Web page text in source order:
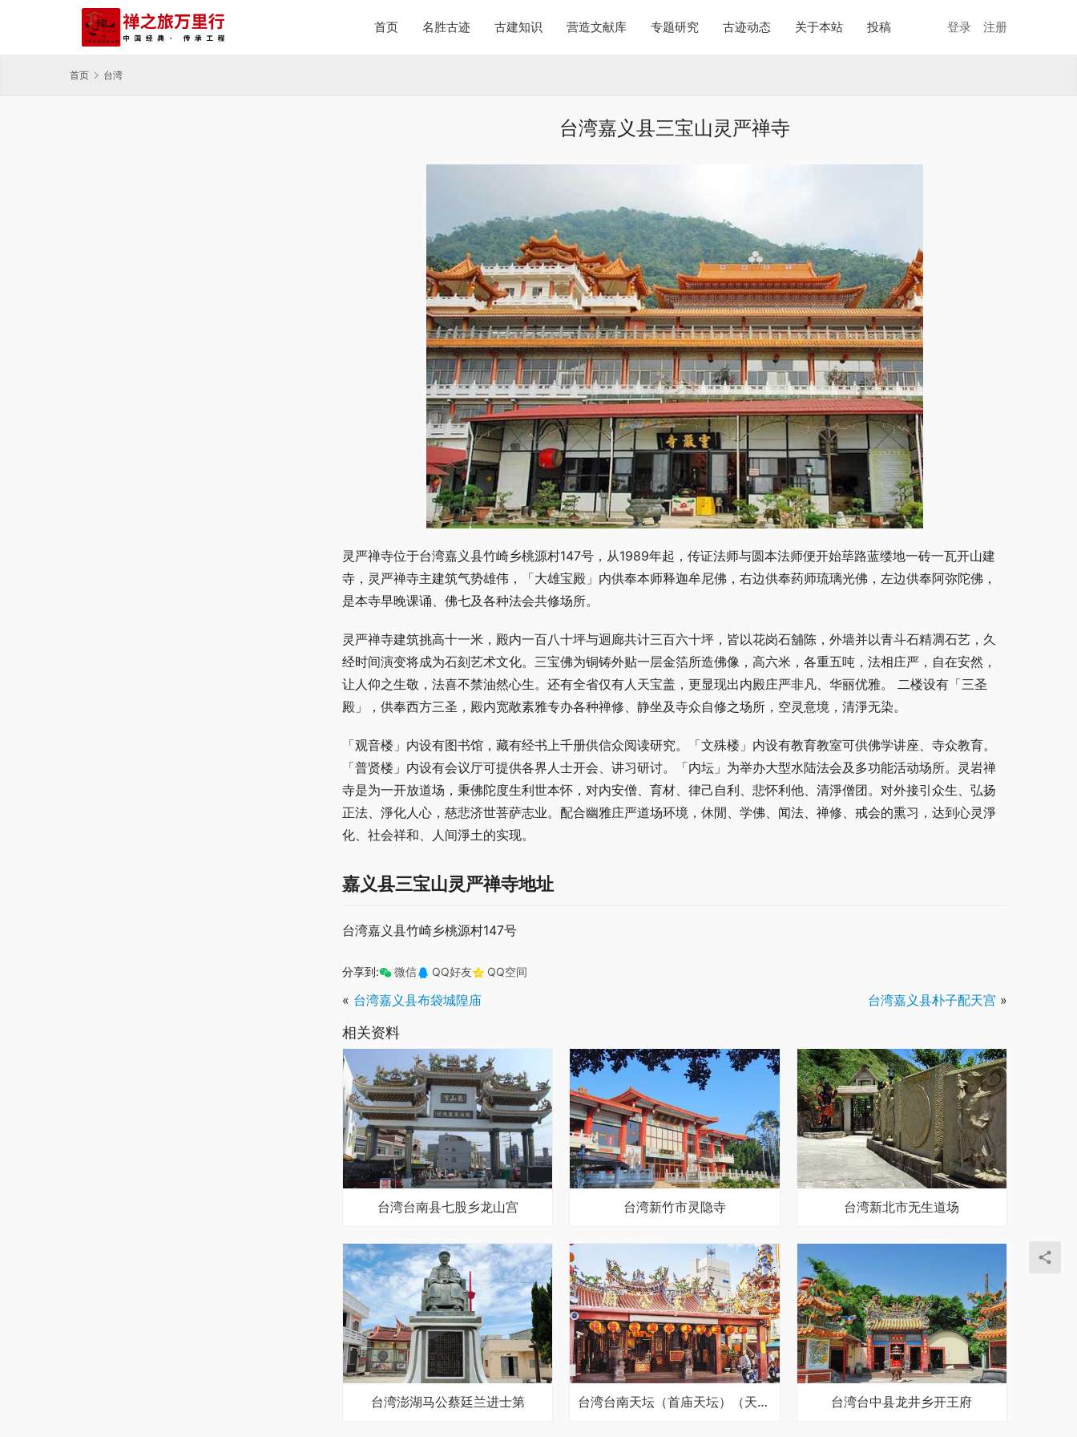
首页 名胜古迹 古建知识 营造文献库 专题研究 古迹动态 关于本站 投稿 登录 注册
首页 台湾
台湾嘉义县三宝山灵严禅寺
灵严禅寺位于台湾嘉义县竹崎乡桃源村147号，从1989年起，传证法师与圆本法师便开始荜路蓝缕地一砖一瓦开山建
寺，灵严禅寺主建筑气势雄伟，「大雄宝殿」内供奉本师释迦牟尼佛，右边供奉药师琉璃光佛，左边供奉阿弥陀佛，
是本寺早晚课诵、佛七及各种法会共修场所。
灵严禅寺建筑挑高十一米，殿内一百八十坪与迴廊共计三百六十坪，皆以花岗石舖陈，外墙并以青斗石精凋石艺，久
经时间演变将成为石刻艺术文化。三宝佛为铜铸外贴一层金箔所造佛像，高六米，各重五吨，法相庄严，自在安然，
让人仰之生敬，法喜不禁油然心生。还有全省仅有人天宝盖，更显现出内殿庄严非凡、华丽优雅。 二楼设有「三圣
殿」，供奉西方三圣，殿内宽敞素雅专办各种禅修、静坐及寺众自修之场所，空灵意境，清淨无染。
「观音楼」内设有图书馆，藏有经书上千册供信众阅读研究。「文殊楼」内设有教育教室可供佛学讲座、寺众教育。
「普贤楼」内设有会议厅可提供各界人士开会、讲习研讨。「内坛」为举办大型水陆法会及多功能活动场所。灵岩禅
寺是为一开放道场，秉佛陀度生利世本怀，对内安僧、育材、律己自利、悲怀利他、清淨僧团。对外接引众生、弘扬
正法、淨化人心，慈悲济世菩萨志业。配合幽雅庄严道场环境，休閒、学佛、闻法、禅修、戒会的熏习，达到心灵淨
化、社会祥和、人间淨土的实现。
嘉义县三宝山灵严禅寺地址
台湾嘉义县竹崎乡桃源村147号
分享到: 微信 QQ好友 QQ空间
« 台湾嘉义县布袋城隍庙 台湾嘉义县朴子配天宫 »
相关资料
台湾台南县七股乡龙山宫 台湾新竹市灵隐寺 台湾新北市无生道场
台湾澎湖马公蔡廷兰进士第 台湾台南天坛（首庙天坛）（天公庙） 台湾台中县龙井乡开王府